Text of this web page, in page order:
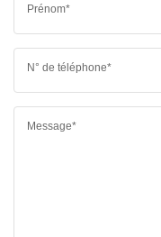
Prénom*
N° de téléphone*
Message*